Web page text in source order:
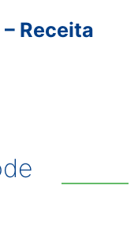
Receita